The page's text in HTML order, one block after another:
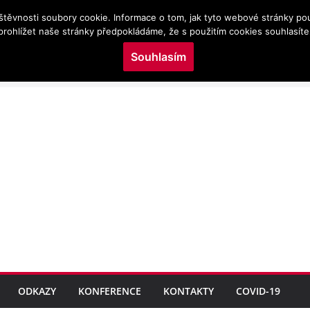
virtual/www/domains/kojeni.cz/wp-content/
NAROZENÝCH
ODKAZY KONFERENCE KONTAKTY COVID-19
soubory cookie. Informace o tom, jak tyto webové stránky
naše stránky předpokládáme, že s použitím cookies
Souhlasím